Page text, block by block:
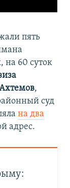
пять
на 60 суток
,
суд
на два
адрес.